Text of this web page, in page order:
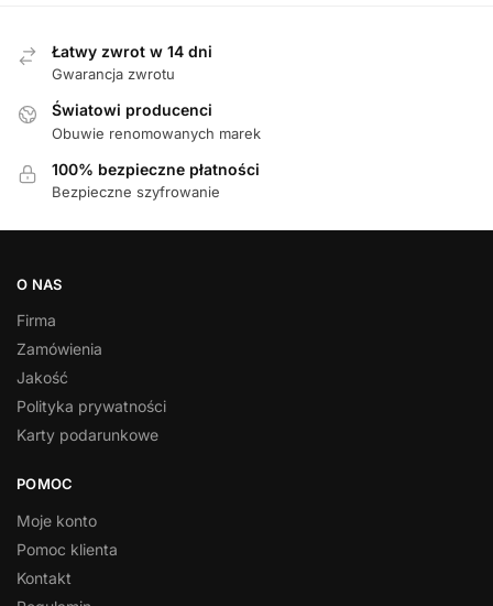
Łatwy zwrot w 14 dni
Gwarancja zwrotu
Światowi producenci
Obuwie renomowanych marek
100% bezpieczne płatności
Bezpieczne szyfrowanie
O NAS
Firma
Zamówienia
Jakość
Polityka prywatności
Karty podarunkowe
POMOC
Moje konto
Pomoc klienta
Kontakt